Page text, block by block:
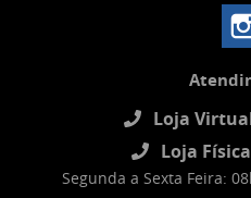
Loja
Loja
Segunda a Sexta Feira: